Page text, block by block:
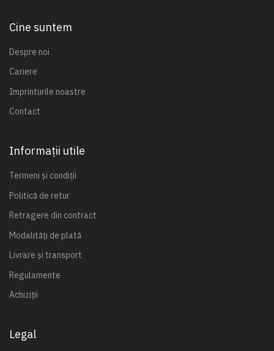
Cine suntem
Despre noi
Cariere
Imprinturile noastre
Contact
Informații utile
Termeni și condiții
Politică de retur
Retragere din contract
Modalități de plată
Livrare și transport
Regulamente
Achiziții
Legal